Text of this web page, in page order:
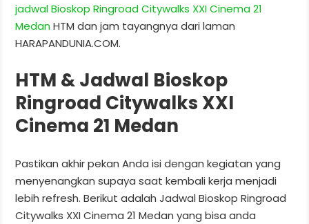
jadwal Bioskop Ringroad Citywalks XXI Cinema 21
Medan HTM dan jam tayangnya dari laman
HARAPANDUNIA.COM.
HTM & Jadwal Bioskop
Ringroad Citywalks XXI
Cinema 21 Medan
Pastikan akhir pekan Anda isi dengan kegiatan yang
menyenangkan supaya saat kembali kerja menjadi
lebih refresh. Berikut adalah Jadwal Bioskop Ringroad
Citywalks XXI Cinema 21 Medan yang bisa anda